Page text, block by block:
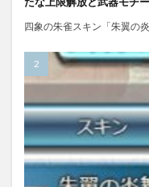
四象の朱雀スキン「朱翼の